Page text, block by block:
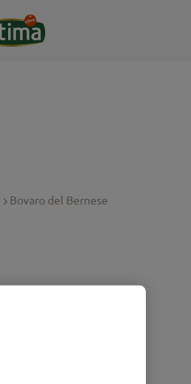
Bovaro del Bernese